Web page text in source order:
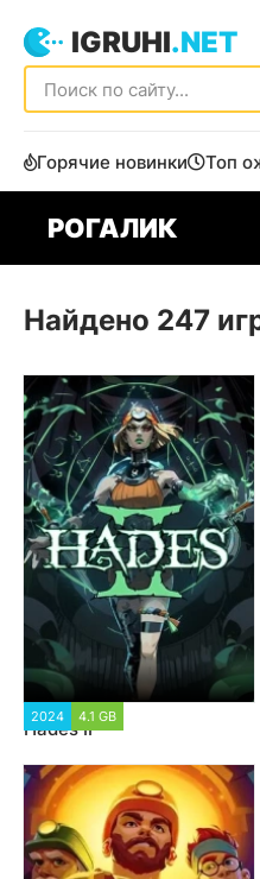
IGRUHI.NET
Горячие новинки Топ
РОГАЛИК
Найдено 247
2024 4.1 GB
Hades II